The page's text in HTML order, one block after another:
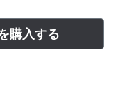
購入する